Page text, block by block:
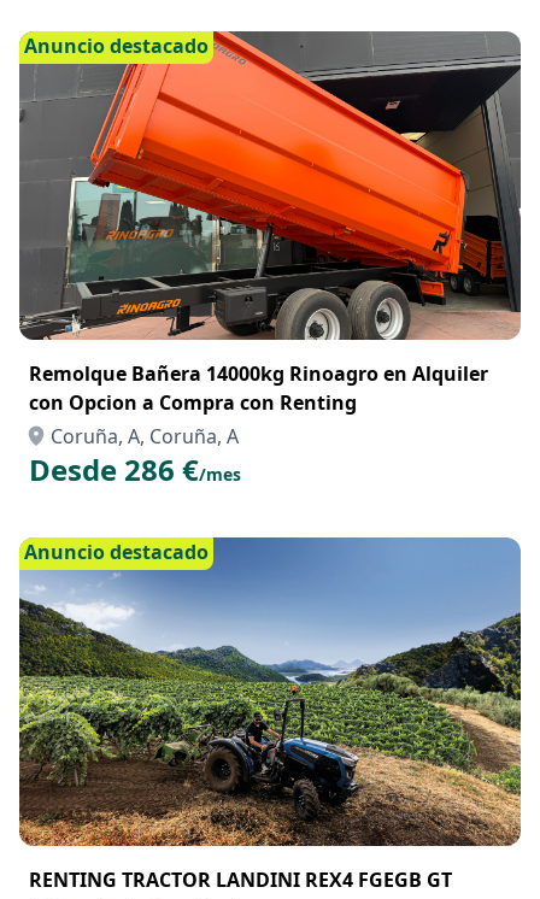
Anuncio destacado
Remolque Bañera 14000kg Rinoagro en Alquiler
con Opcion a Compra con Renting
Coruña, A, Coruña, A
Desde 286 €/mes
Anuncio destacado
RENTING TRACTOR LANDINI REX4 FGEGB GT